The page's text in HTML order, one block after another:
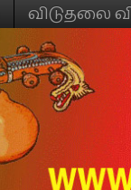
விடுதலை